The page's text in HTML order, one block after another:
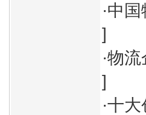
·中国
]
·物流
]
·十大